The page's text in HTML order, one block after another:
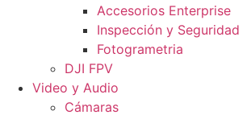
Accesorios Enterprise
Inspección y Seguridad
Fotogrametria
DJI FPV
Video y Audio
Cámaras